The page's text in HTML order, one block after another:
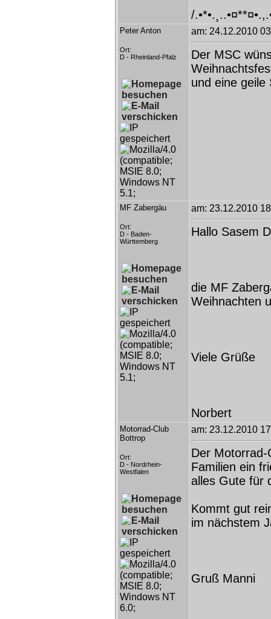
/
Peter Anton
Ort:
D - Rheinland-Pfalz
am: 24.12.2010
Der MSC
und eine geile
MF Zabergäu
Ort:
D - Baden-
Württemberg
am: 23.12.2010
Hallo Sasem
die MF
Weihnachten
Viele Grüße
Norbert
Motorrad-Club
Bottrop
Ort:
D - Nordrhein-
Westfalen
am: 23.12.2010
Der
Familien ein
alles Gute für
Kommt gut
im nächstem
Gruß Manni